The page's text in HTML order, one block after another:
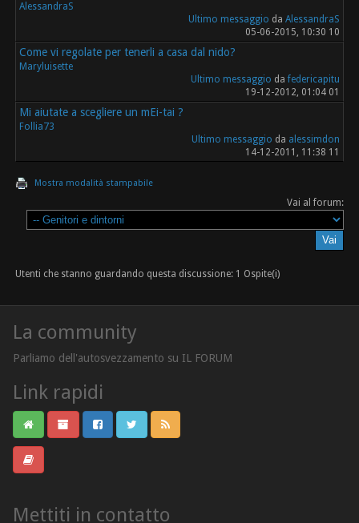
AlessandraS
Ultimo messaggio da AlessandraS
05-06-2015, 10:30 10
Come vi regolate per tenerli a casa dal nido?
Maryluisette
Ultimo messaggio dafedericapitu
19-12-2012, 01:04 01
Mi aiutate a scegliere un mEi-tai ?
Follia73
Ultimo messaggio da alessimdon
14-12-2011, 11:38 11
Mostra modalità stampabile
Vai al forum:
Utenti che stanno guardando questa discussione: 1 Ospite(i)
La community
Parliamo dell'autosvezzamento su IL FORUM
Link rapidi
Mettiti in contatto